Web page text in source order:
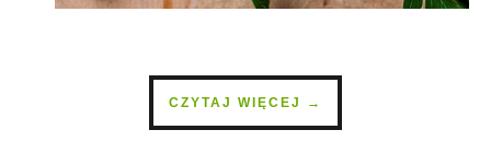
CZYTAJ WIĘCEJ →